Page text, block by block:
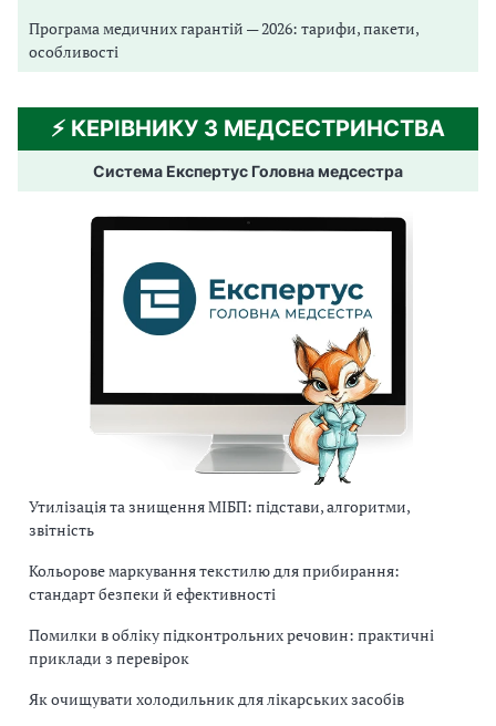
Програма медичних гарантій — 2026: тарифи, пакети,
особливості
⚡️ КЕРІВНИКУ З МЕДСЕСТРИНСТВА
Система Експертус Головна медсестра
Утилізація та знищення МІБП: підстави, алгоритми,
звітність
Кольорове маркування текстилю для прибирання:
стандарт безпеки й ефективності
Помилки в обліку підконтрольних речовин: практичні
приклади з перевірок
Як очищувати холодильник для лікарських засобів